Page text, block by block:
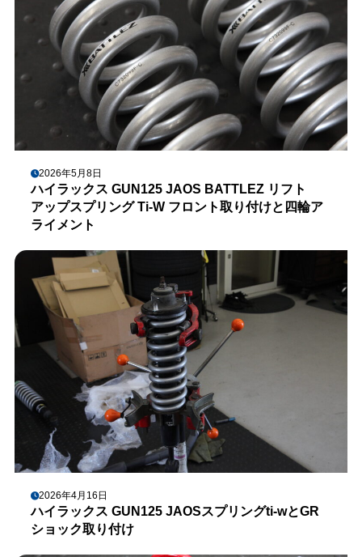
2026年5月8日
ハイラックス GUN125 JAOS BATTLEZ リフト
アップスプリング Ti-W フロント取り付けと四輪ア
ライメント
2026年4月16日
ハイラックス GUN125 JAOSスプリングti-wとGR
ショック取り付け